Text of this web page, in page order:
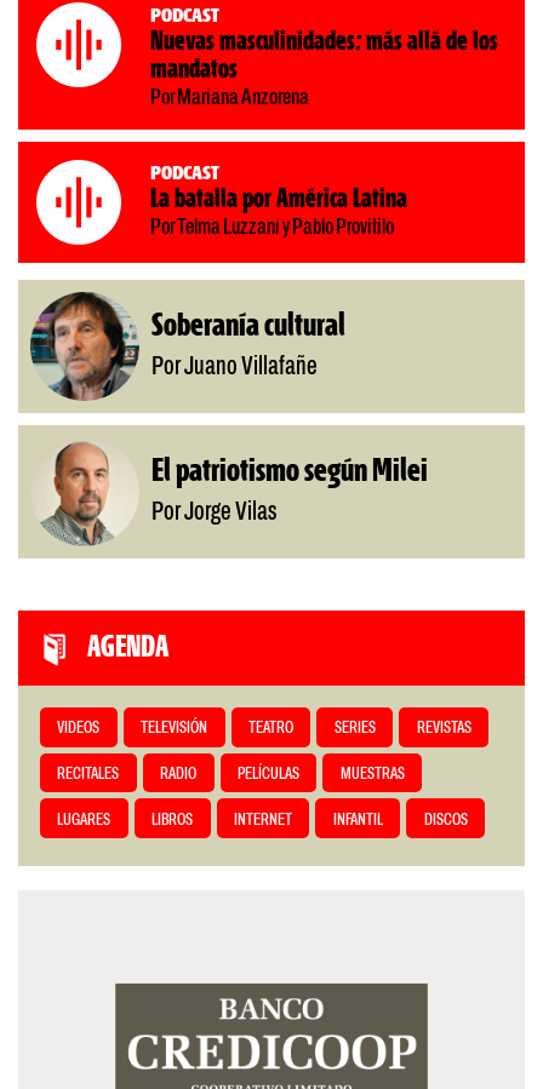
Podcast
Nuevas masculinidades: más allá de los
mandatos
Por Mariana Anzorena
Podcast
La batalla por América Latina
Por Telma Luzzani y Pablo Provitilo
Soberanía cultural
Por Juano Villafañe
El patriotismo según Milei
Por Jorge Vilas
AGENDA
VIDEOS TELEVISIÓN TEATRO SERIES REVISTAS
RECITALES RADIO PELÍCULAS MUESTRAS
LUGARES LIBROS INTERNET INFANTIL DISCOS